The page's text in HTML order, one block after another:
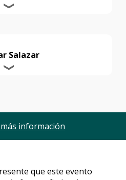
Salazar
información